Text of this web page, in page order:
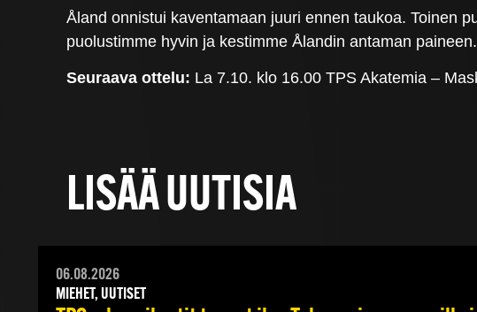
Åland onnistui kaventamaan juuri ennen taukoa. Toinen
puolustimme hyvin ja kestimme Ålandin antaman
Seuraava ottelu: La 7.10. klo 16.00 TPS Akatemia –
LISÄÄ UUTISIA
06.08.2026
MIEHET, UUTISET